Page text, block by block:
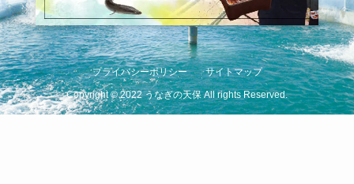
プライバシーポリシー サイトマップ
Copyright©2022 うなぎの天保 All rights Reserved.